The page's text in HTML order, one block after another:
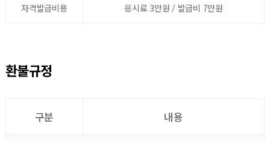
자격발급비용 응시료 3만원 / 발급비 7만원
환불규정
구분 내용